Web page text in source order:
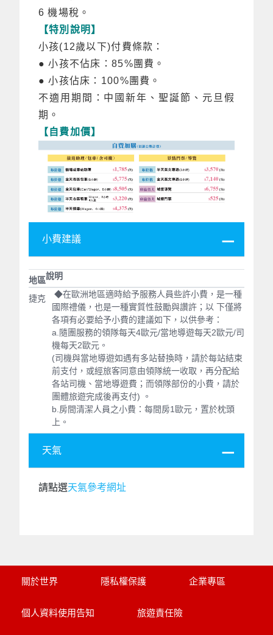
6 機場稅。
【特別說明】
小孩(12歲以下)付費條款：
● 小孩不佔床：85%團費。
● 小孩佔床：100%團費。
不適用期間：中國新年、聖誕節、元旦假
期。
【自費加價】
小費建議
地區說明
捷克
◆在歐洲地區適時給予服務人員些許小費，是一種
國際禮儀，也是一種實質性鼓勵與讚許；以 下僅將
各項有必要給予小費的建議如下，以供參考：
a.隨團服務的領隊每天4歐元/當地導遊每天2歐元/司
機每天2歐元。
(司機與當地導遊如遇有多站替換時，請於每站結束
前支付，或經旅客同意由領隊統一收取，再分配給
各站司機、當地導遊費；而領隊部份的小費，請於
團體旅遊完成後再支付) 。
b.房間清潔人員之小費：每間房1歐元，置於枕頭
上。
天氣
請點選天氣參考網址
關於世界 隱私權保護 企業專區
個人資料使用告知 旅遊責任險